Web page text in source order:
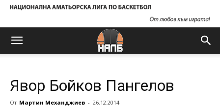
Явор Бойков Пангелов
От Мартин Механджиев - 26.12.2014